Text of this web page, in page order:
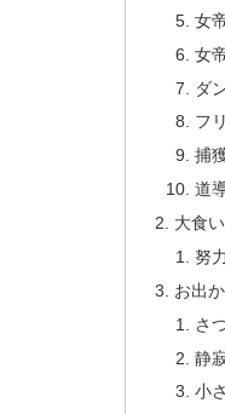
女
女
ダ
フ
捕
道
大食
努
お出
さ
静
小